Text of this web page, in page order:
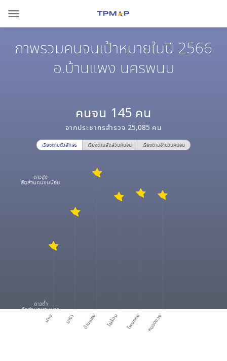
menu
ภาพรวมคนจนเป้าหมายในปี 2566
อ.บ้านแพง นครพนม
คนจน 145 คน
จากประชากรสำรวจ 25,085 คน
เรียงตามตัวอักษร เรียงตามสัดส่วนคนจน เรียงตามจำนวนคนจน
นาเข นางัว บ้านแพง ไผ่ล้อม โพนทอง หนองแวง
ดาวสูง
สัดส่วนคนจนน้อย
ดาวต่ำ
สัดส่วนคนจนมาก